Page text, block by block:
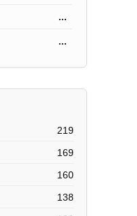
...
...
219
169
160
138